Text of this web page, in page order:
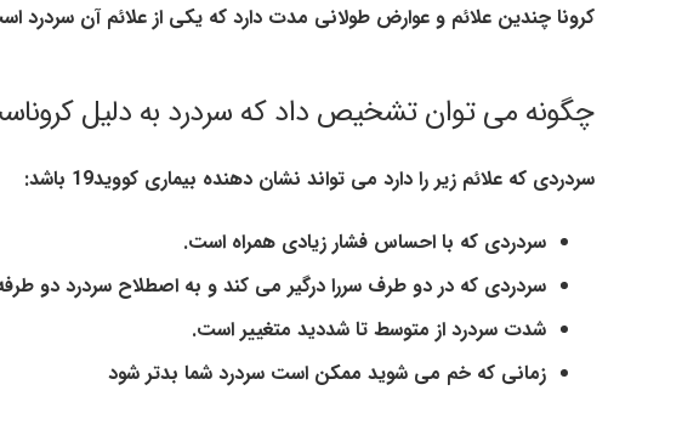
کرونا چندین علائم و عوارض طولانی مدت دارد که یکی از علائم آن سردرد است و
چگونه می توان تشخیص داد که سردرد به دلیل
سردردی که علائم زیر را دارد می تواند نشان دهنده بیماری کووید19 باشد:
سردردی که با احساس فشار زیادی همراه است.
سردردی که در دو طرف سررا درگیر می کند و به اصطلاح سردرد دو
شدت سردرد از متوسط تا شددید متغییر است.
زمانی که خم می شوید ممکن است سردرد شما بدتر شود